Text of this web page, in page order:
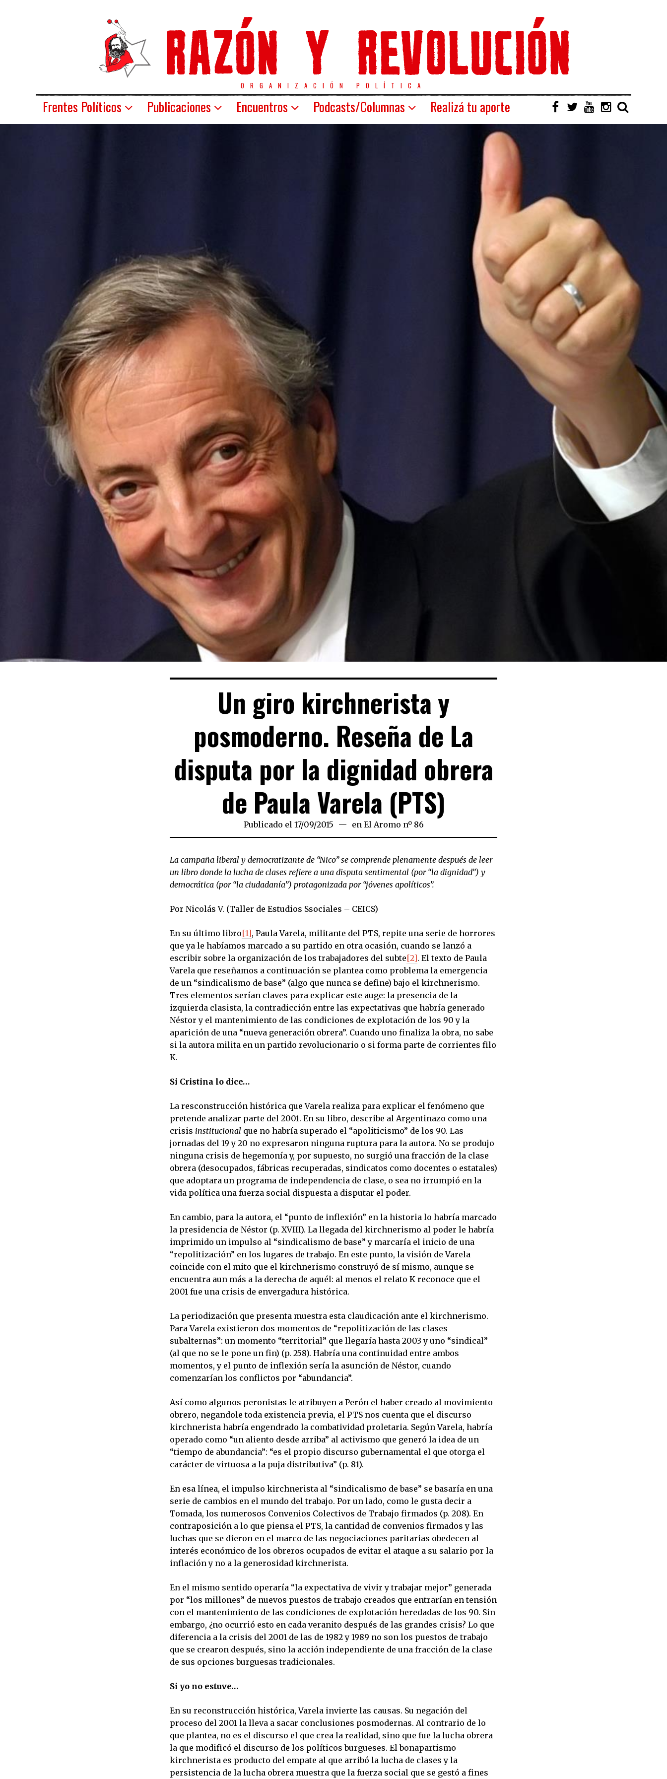
ORGANIZACIÓN POLÍTICA
Frentes Políticos Publicaciones Encuentros Podcasts/Columnas Realizá tu aporte
Un giro kirchnerista y
posmoderno. Reseña de La
disputa por la dignidad obrera
de Paula Varela (PTS)
Publicado el 17/09/2015 11/02/2021
en El Aromo nº 86
La campaña liberal y democratizante de “Nico” se comprende plenamente después de leer
un libro donde la lucha de clases refiere a una disputa sentimental (por “la dignidad”) y
democrática (por “la ciudadanía”) protagonizada por “jóvenes apolíticos”.
Por Nicolás V. (Taller de Estudios Ssociales – CEICS)
En su último libro[1], Paula Varela, militante del PTS, repite una serie de horrores
que ya le habíamos marcado a su partido en otra ocasión, cuando se lanzó a
escribir sobre la organización de los trabajadores del subte[2]. El texto de Paula
Varela que reseñamos a continuación se plantea como problema la emergencia
de un “sindicalismo de base” (algo que nunca se define) bajo el kirchnerismo.
Tres elementos serían claves para explicar este auge: la presencia de la
izquierda clasista, la contradicción entre las expectativas que habría generado
Néstor y el mantenimiento de las condiciones de explotación de los 90 y la
aparición de una “nueva generación obrera”. Cuando uno finaliza la obra, no sabe
si la autora milita en un partido revolucionario o si forma parte de corrientes filo
K.
Si Cristina lo dice…
La resconstrucción histórica que Varela realiza para explicar el fenómeno que
pretende analizar parte del 2001. En su libro, describe al Argentinazo como una
crisis institucional que no habría superado el “apoliticismo” de los 90. Las
jornadas del 19 y 20 no expresaron ninguna ruptura para la autora. No se produjo
ninguna crisis de hegemonía y, por supuesto, no surgió una fracción de la clase
obrera (desocupados, fábricas recuperadas, sindicatos como docentes o estatales)
que adoptara un programa de independencia de clase, o sea no irrumpió en la
vida política una fuerza social dispuesta a disputar el poder.
En cambio, para la autora, el “punto de inflexión” en la historia lo habría marcado
la presidencia de Néstor (p. XVIII). La llegada del kirchnerismo al poder le habría
imprimido un impulso al “sindicalismo de base” y marcaría el inicio de una
“repolitización” en los lugares de trabajo. En este punto, la visión de Varela
coincide con el mito que el kirchnerismo construyó de sí mismo, aunque se
encuentra aun más a la derecha de aquél: al menos el relato K reconoce que el
2001 fue una crisis de envergadura histórica.
La periodización que presenta muestra esta claudicación ante el kirchnerismo.
Para Varela existieron dos momentos de “repolitización de las clases
subalternas”: un momento “territorial” que llegaría hasta 2003 y uno “sindical”
(al que no se le pone un fin) (p. 258). Habría una continuidad entre ambos
momentos, y el punto de inflexión sería la asunción de Néstor, cuando
comenzarían los conflictos por “abundancia”.
Así como algunos peronistas le atribuyen a Perón el haber creado al movimiento
obrero, negandole toda existencia previa, el PTS nos cuenta que el discurso
kirchnerista habría engendrado la combatividad proletaria. Según Varela, habría
operado como “un aliento desde arriba” al activismo que generó la idea de un
“tiempo de abundancia”: “es el propio discurso gubernamental el que otorga el
carácter de virtuosa a la puja distributiva” (p. 81).
En esa línea, el impulso kirchnerista al “sindicalismo de base” se basaría en una
serie de cambios en el mundo del trabajo. Por un lado, como le gusta decir a
Tomada, los numerosos Convenios Colectivos de Trabajo firmados (p. 208). En
contraposición a lo que piensa el PTS, la cantidad de convenios firmados y las
luchas que se dieron en el marco de las negociaciones paritarias obedecen al
interés económico de los obreros ocupados de evitar el ataque a su salario por la
inflación y no a la generosidad kirchnerista.
En el mismo sentido operaría “la expectativa de vivir y trabajar mejor” generada
por “los millones” de nuevos puestos de trabajo creados que entrarían en tensión
con el mantenimiento de las condiciones de explotación heredadas de los 90. Sin
embargo, ¿no ocurrió esto en cada veranito después de las grandes crisis? Lo que
diferencia a la crisis del 2001 de las de 1982 y 1989 no son los puestos de trabajo
que se crearon después, sino la acción independiente de una fracción de la clase
de sus opciones burguesas tradicionales.
Si yo no estuve…
En su reconstrucción histórica, Varela invierte las causas. Su negación del
proceso del 2001 la lleva a sacar conclusiones posmodernas. Al contrario de lo
que plantea, no es el discurso el que crea la realidad, sino que fue la lucha obrera
la que modificó el discurso de los políticos burgueses. El bonapartismo
kirchnerista es producto del empate al que arribó la lucha de clases y la
persistencia de la lucha obrera muestra que la fuerza social que se gestó a fines